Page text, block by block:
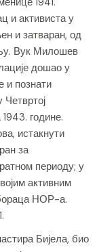
и активиста у
и затваран, од
Вук Милошев
дошао у
и познати
Четвртој
1943. године.
истакнути
за
периоду; у
активним
бораца НОР-а.
Бијела, био